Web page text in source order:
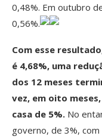
0,48%. Em outubro
0,56%.
Com esse
é 4,68%, uma
dos 12 meses
vez, em oito
casa de 5%. No
governo, de 3%,